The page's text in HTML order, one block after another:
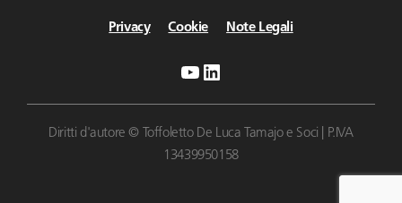
Privacy Cookie Note Legali
YouTube
LinkedIn
Diritti d'autore © Toffoletto De Luca Tamajo e Soci | P.IVA
13439950158